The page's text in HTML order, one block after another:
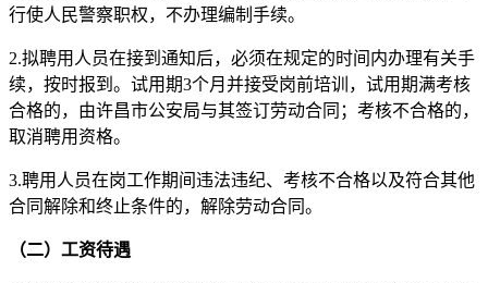
行使人民警察职权，不办理编制手续。
2.拟聘用人员在接到通知后，必须在规定的时间内办理有关手
续，按时报到。试用期3个月并接受岗前培训，试用期满考核
合格的，由许昌市公安局与其签订劳动合同；考核不合格的，
取消聘用资格。
3.聘用人员在岗工作期间违法违纪、考核不合格以及符合其他
合同解除和终止条件的，解除劳动合同。
（二）工资待遇